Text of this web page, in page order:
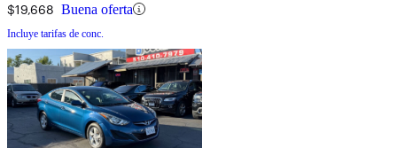
$19,668 Buena oferta
Incluye tarifas de conc.